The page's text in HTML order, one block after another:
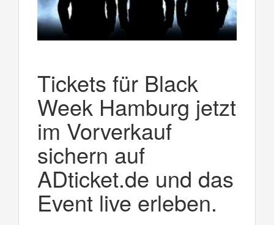
Tickets für Black
Week Hamburg jetzt
im Vorverkauf
sichern auf
ADticket.de und das
Event live erleben.